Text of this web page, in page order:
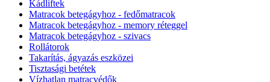
Kádliftek
Matracok betegágyhoz - fedőmatracok
Matracok betegágyhoz - memory réteggel
Matracok betegágyhoz - szivacs
Rollátorok
Takarítás, ágyazás eszközei
Tisztasági betétek
Vízhatlan matracvédők